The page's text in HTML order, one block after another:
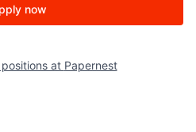
now
at Papernest